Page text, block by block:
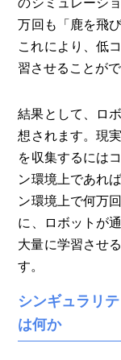
のシミュレーシ
万回も「鹿を飛
これにより、低
習させることがで
結果として、ロ
想されます。現
を収集するには
ン環境上であれ
ン環境上で何万
に、ロボットが
大量に学習させ
す。
シンギュラリ
は何か